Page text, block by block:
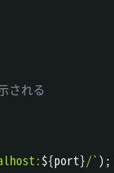
される
${port}/` ) ;